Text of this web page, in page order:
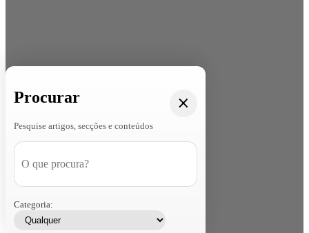
Procurar
Pesquise artigos, secções e conteúdos
Categoria: